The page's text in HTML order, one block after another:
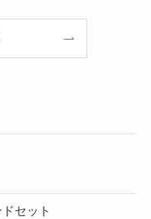
セット